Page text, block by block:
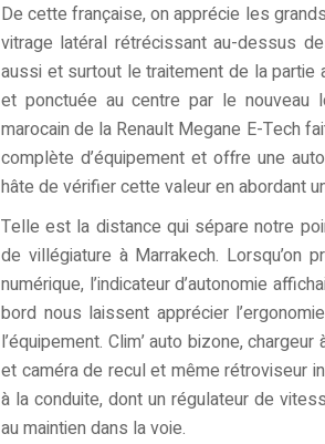
De cette française, on apprécie les
vitrage latéral rétrécissant au-dessus
aussi et surtout le traitement de la partie
et ponctuée au centre par le nouveau
marocain de la Renault Megane E-Tech
complète d’équipement et offre une
hâte de vérifier cette valeur en abordant
Telle est la distance qui sépare notre
de villégiature à Marrakech.
numérique, l’indicateur d’autonomie
bord nous laissent apprécier
l’équipement. Clim’ auto bizone,
et caméra de recul et même rétroviseur
à la conduite, dont un régulateur de
au maintien dans la voie.